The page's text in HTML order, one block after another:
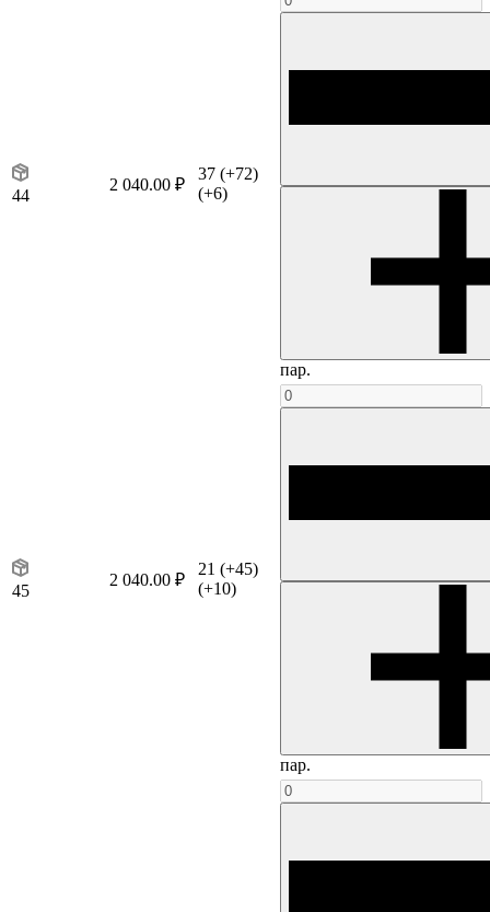
44
2 040.00 ₽
37 (+72)
(+6)
пар.
45
2 040.00 ₽
21 (+45)
(+10)
пар.